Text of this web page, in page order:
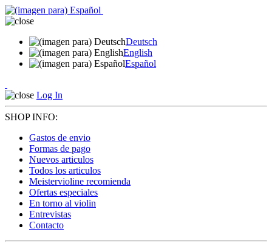
Deutsch
English
Español
Log In
SHOP INFO:
Gastos de envio
Formas de pago
Nuevos articulos
Todos los articulos
Meistervioline recomienda
Ofertas especiales
En torno al violin
Entrevistas
Contacto